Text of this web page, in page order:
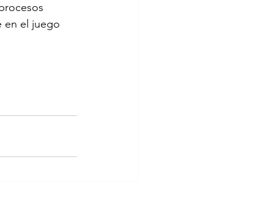
en el juego